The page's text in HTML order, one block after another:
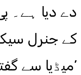
دے دیا ہے۔
کے جنرل
’میڈیا سے